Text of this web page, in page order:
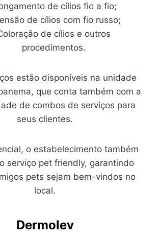
de cílios fio a fio;
de cílios com fio russo;
de cílios e outros
procedimentos.
estão disponíveis na unidade
que conta também com a
de combos de serviços para
seus clientes.
o estabelecimento também
serviço pet friendly, garantindo
pets sejam bem-vindos no
local.
Dermolev